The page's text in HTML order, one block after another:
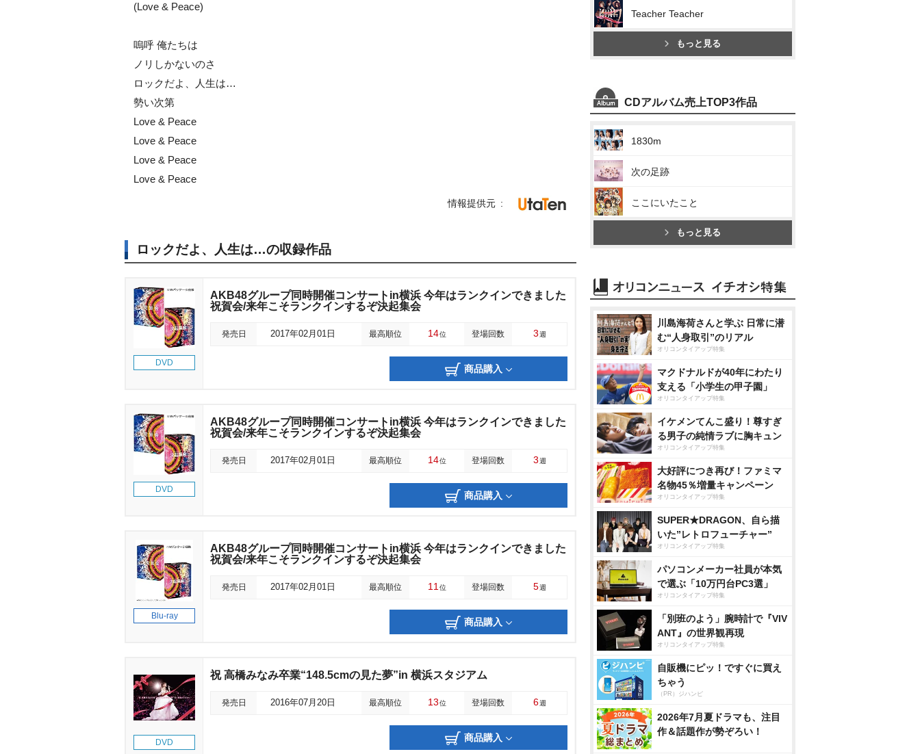
(Love & Peace)
嗚呼 俺たちは
ノリしかないのさ
ロックだよ、人生は…
勢い次第
Love & Peace
Love & Peace
Love & Peace
Love & Peace
情報提供元
ロックだよ、人生は…の収録作品
DVD
AKB48グループ同時開催コンサートin横浜 今年はランクインできました
祝賀会/来年こそランクインするぞ決起集会
発売日 2017年02月01日 最高順位 14位 登場回数 3週
商品購入
DVD
AKB48グループ同時開催コンサートin横浜 今年はランクインできました
祝賀会/来年こそランクインするぞ決起集会
発売日 2017年02月01日 最高順位 14位 登場回数 3週
商品購入
Blu-ray
AKB48グループ同時開催コンサートin横浜 今年はランクインできました
祝賀会/来年こそランクインするぞ決起集会
発売日 2017年02月01日 最高順位 11 位 登場回数 5週
商品購入
DVD
祝 高橋みなみ卒業“148.5cmの見た夢”in 横浜スタジアム
発売日 2016年07月20日 最高順位 13位 登場回数 6週
商品購入
Teacher Teacher
もっと見る
CDアルバム売上TOP3作品
1830m
次の足跡
ここにいたこと
もっと見る
川島海荷さんと学ぶ 日常に潜
む“人身取引”のリアル
オリコンタイアップ特集
マクドナルドが40年にわたり
支える「小学生の甲子園」
オリコンタイアップ特集
イケメンてんこ盛り！尊すぎ
る男子の純情ラブに胸キュン
オリコンタイアップ特集
大好評につき再び！ファミマ
名物45％増量キャンペーン
オリコンタイアップ特集
SUPER★DRAGON、自ら描
いた”レトロフューチャー”
オリコンタイアップ特集
パソコンメーカー社員が本気
で選ぶ「10万円台PC3選」
オリコンタイアップ特集
「別班のよう」腕時計で『VIV
ANT』の世界観再現
オリコンタイアップ特集
自販機にピッ！ですぐに買え
ちゃう
（PR）ジハンピ
2026年7月夏ドラマも、注目
作＆話題作が勢ぞろい！